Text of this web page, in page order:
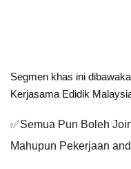
Segmen khas ini
Kerjasama Edidik
✅Semua Pun Boleh
Mahupun Pekerjaan